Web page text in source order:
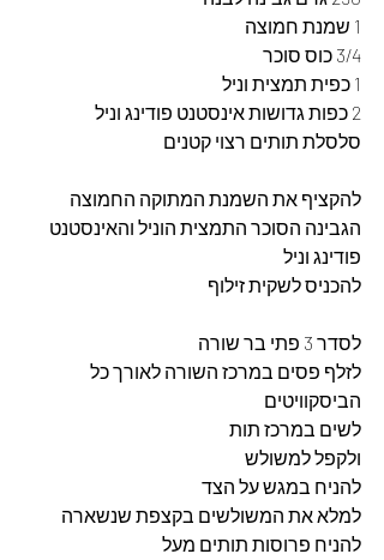
1 שמנת חמוצה
3/4 כוס סוכר
1 כפית תמצית וניל
2 כפות גדושות אינסטנט פודינג וניל
סלסלת תותים רצוי קטנים
להקציף את השמנת המתוקה החמוצה
הגבינה הסוכר התמצית הוניל והאינסטנט
פודינג וניל
להכניס לשקית זילוף
לסדר 3 פתי בר שורה
לזלף פסים במרכז השורה לאורך כל
הביסקוויטים
לשים במרכז תות
ולקפל למשולש
להניח במגש על הצד
למלא את המשולשים בקצפת שנשארה
להניח פרוסות תותים מעל